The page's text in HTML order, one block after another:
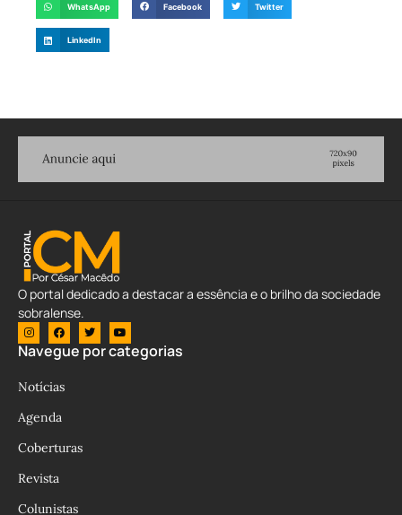
WhatsApp Facebook Twitter
LinkedIn
O portal dedicado a destacar a essência e o brilho da sociedade
sobralense.
Navegue por categorias
Notícias
Agenda
Coberturas
Revista
Colunistas